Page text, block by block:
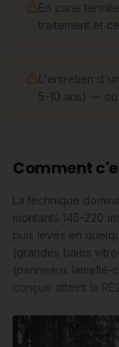
En zone
traitement et
L'entretien
5-10 ans) — ou
Comment
La technique
montants 145-220
puis levés en
(grandes baies
(panneaux lamellé-
conçue atteint la